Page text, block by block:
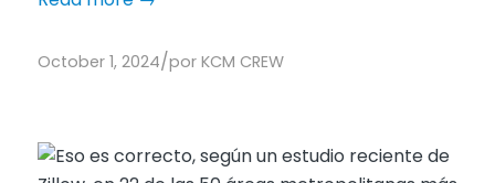
October 1, 2024/por KCM CREW